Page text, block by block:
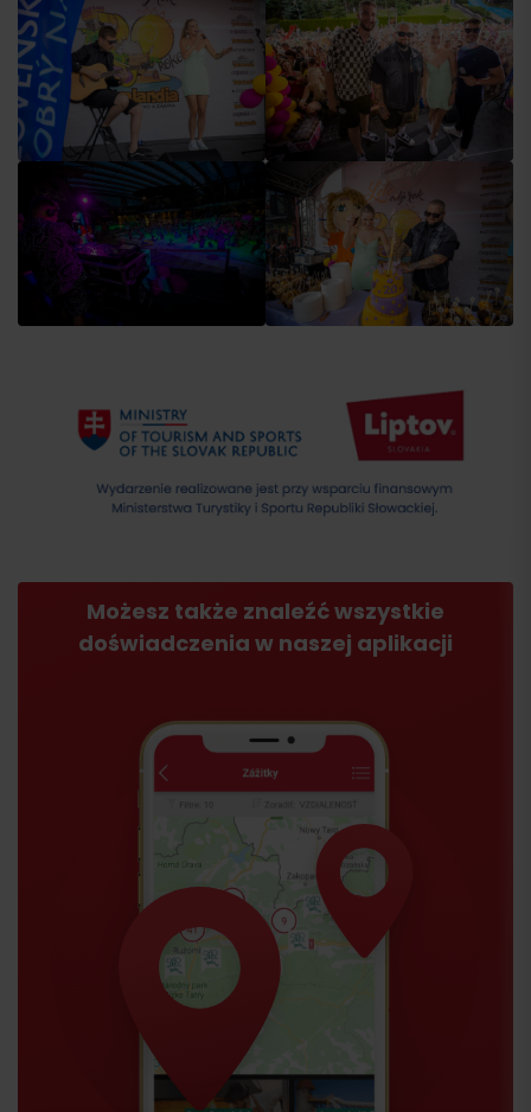
Możesz także znaleźć wszystkie
doświadczenia w naszej aplikacji